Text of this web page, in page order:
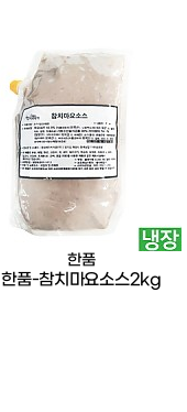
한품
한품-참치마요소스2kg